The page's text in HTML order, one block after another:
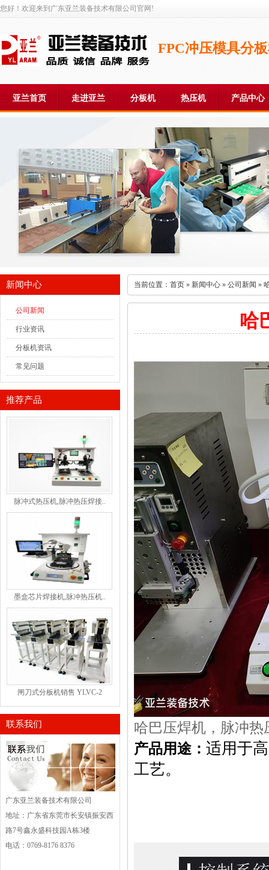
您好！欢迎来到广东亚兰装备技术有限公司官网!
FPC冲压模具分
亚兰首页 走进亚兰 分板机 热压机 产品中心
新闻中心
公司新闻
行业资讯
分板机资讯
常见问题
推荐产品
脉冲式热压机,脉冲热压焊接..
墨盒芯片焊接机,脉冲热压机..
闸刀式分板机销售 YLVC-2
联系我们
广东亚兰装备技术有限公司
地址：广东省东莞市长安镇振安西
路7号鑫永盛科技园A栋3楼
电话：0769-8176 8376
当前位置： 首页 » 新闻中心 » 公司新闻 »
哈
哈巴压焊机，脉冲热
产品用途： 适用于
工艺。